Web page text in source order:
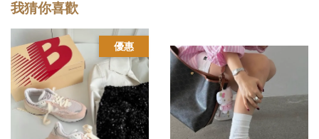
我猜你喜歡
優惠